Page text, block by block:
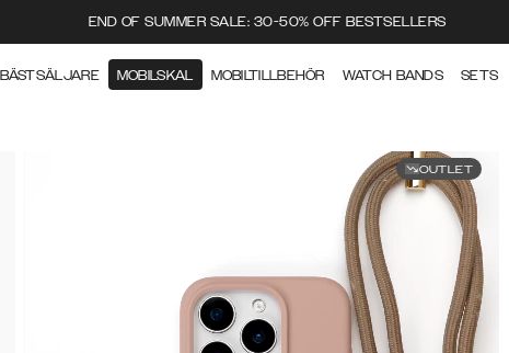
END OF SUMMER SALE: 30-50% OFF BESTSELLERS
BÄSTSÄLJARE MOBILSKAL MOBILTILLBEHÖR WATCH BANDS SETS
OUTLET